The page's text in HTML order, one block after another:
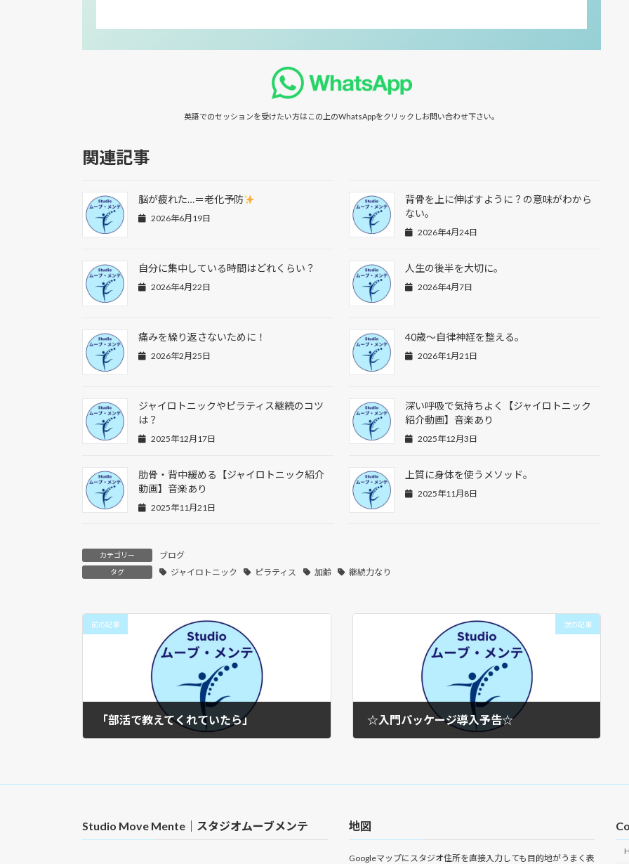
英語でのセッションを受けたい方は この上のWhatsAppをクリックしお問い合わせ下さい。
関連記事
脳が疲れた…＝老化予防
2026年6月19日
背骨を上に伸ばすように？の意味がわから
ない。
2026年4月24日
自分に集中している時間はどれくらい？
2026年4月22日
人生の後半を大切に。
2026年4月7日
痛みを繰り返さないために！
2026年2月25日
40歳〜自律神経を整える。
2026年1月21日
ジャイロトニックやピラティス継続のコツ
は？
2025年12月17日
深い呼吸で気持ちよく【ジャイロトニック
紹介動画】音楽あり
2025年12月3日
肋骨・背中緩める【ジャイロトニック紹介
動画】音楽あり
2025年11月21日
上質に身体を使うメソッド。
2025年11月8日
カテゴリー ブログ
タグ ジャイロトニック ピラティス 加齢 継続力なり
前の記事
「部活で教えてくれていたら」
次の記事
☆入門パッケージ導入予告☆
Studio Move Mente｜スタジオムーブメンテ 地図
Googleマップにスタジオ住所を直接入力しても目的地がうまく表